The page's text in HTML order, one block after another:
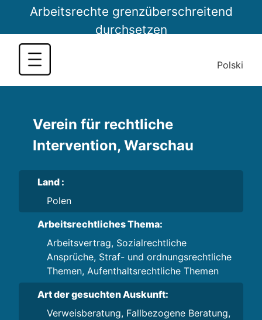
Arbeitsrechte grenzüberschreitend
durchsetzen
Polski
Verein für rechtliche
Intervention, Warschau
Land :
Polen
Arbeitsrechtliches Thema:
Arbeitsvertrag, Sozialrechtliche
Ansprüche, Straf- und ordnungsrechtliche
Themen, Aufenthaltsrechtliche Themen
Art der gesuchten Auskunft:
Verweisberatung, Fallbezogene Beratung,